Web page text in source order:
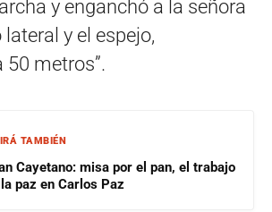
y enganchó a la señora
y el espejo,
metros”.
TAMBIÉN
Cayetano: misa por el pan, el trabajo
paz en Carlos Paz